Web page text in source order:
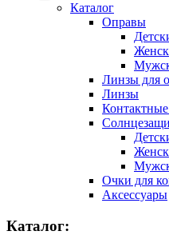
Каталог
Оправы
Линзы для
Линзы
Очки для
Аксессуары
Каталог: